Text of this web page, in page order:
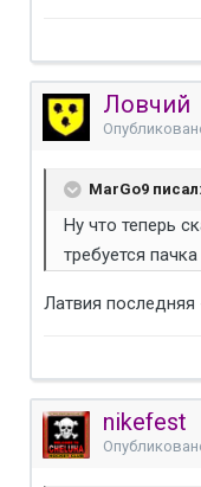
Ловчий
MarGo9 писал:
Ну что теперь
требуется
Латвия последняя
nikefest